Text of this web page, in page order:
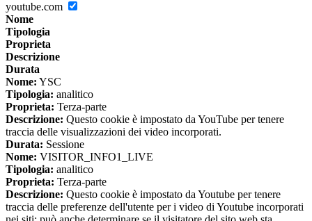
youtube.com
Nome
Tipologia
Proprieta
Descrizione
Durata
Nome: YSC
Tipologia: analitico
Proprieta: Terza-parte
Descrizione: Questo cookie è impostato da YouTube per tenere
traccia delle visualizzazioni dei video incorporati.
Durata: Sessione
Nome: VISITOR_INFO1_LIVE
Tipologia: analitico
Proprieta: Terza-parte
Descrizione: Questo cookie è impostato da Youtube per tenere
traccia delle preferenze dell'utente per i video di Youtube incorporati